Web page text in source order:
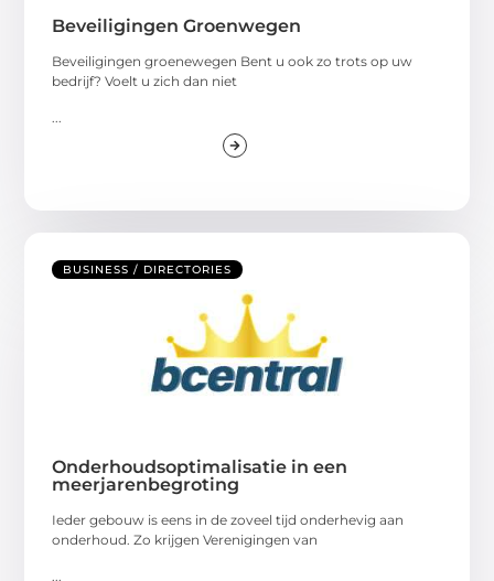
Beveiligingen Groenwegen
Beveiligingen groenewegen Bent u ook zo trots op uw
bedrijf? Voelt u zich dan niet
BUSINESS / DIRECTORIES
Onderhoudsoptimalisatie in een
meerjarenbegroting
Ieder gebouw is eens in de zoveel tijd onderhevig aan
onderhoud. Zo krijgen Verenigingen van